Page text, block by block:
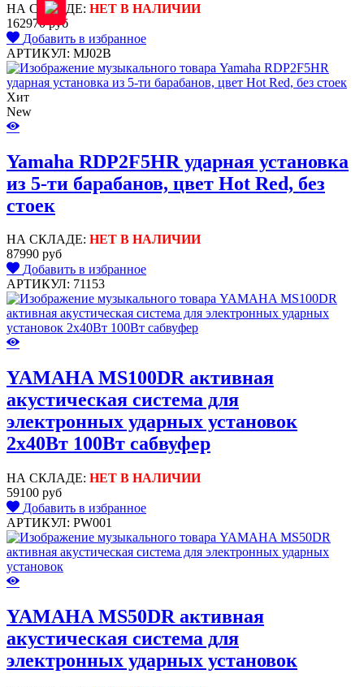
НА СКЛАДЕ: НЕТ В НАЛИЧИИ
162970 руб
Добавить в избранное
АРТИКУЛ: MJ02B
Хит
New
Yamaha RDP2F5HR ударная установка
из 5-ти барабанов, цвет Hot Red, без
стоек
НА СКЛАДЕ: НЕТ В НАЛИЧИИ
87990 руб
Добавить в избранное
АРТИКУЛ: 71153
YAMAHA MS100DR активная
акустическая система для
электронных ударных установок
2х40Вт 100Вт сабвуфер
НА СКЛАДЕ: НЕТ В НАЛИЧИИ
59100 руб
Добавить в избранное
АРТИКУЛ: PW001
YAMAHA MS50DR активная
акустическая система для
электронных ударных установок